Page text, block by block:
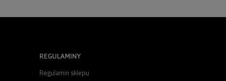
REGULAMINY
Regulamin sklepu